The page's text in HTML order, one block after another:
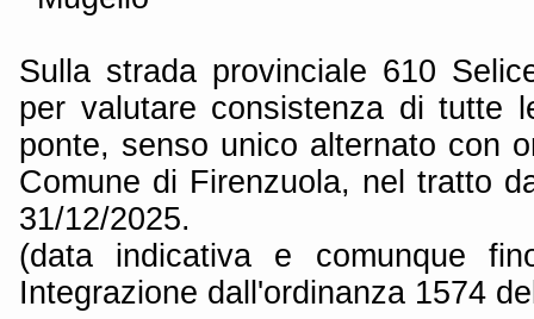
Sulla strada provinciale 610
per valutare consistenza di tutte
ponte, senso unico alternato con
Comune di Firenzuola, nel tratto
31/12/2025.
(data indicativa e comunque
Integrazione dall'ordinanza 1574